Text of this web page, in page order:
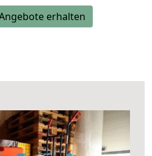
erhalten